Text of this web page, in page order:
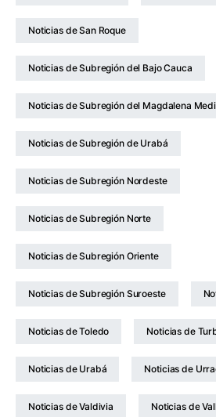
Noticias de San Roque
Noticias de Subregión del Bajo Cauca
Noticias de Subregión del Magdalena
Noticias de Subregión de Urabá
Noticias de Subregión Nordeste
Noticias de Subregión Norte
Noticias de Subregión Oriente
Noticias de Subregión Suroeste
Noticias de Toledo Noticias de
Noticias de Urabá Noticias de
Noticias de Valdivia Noticias de